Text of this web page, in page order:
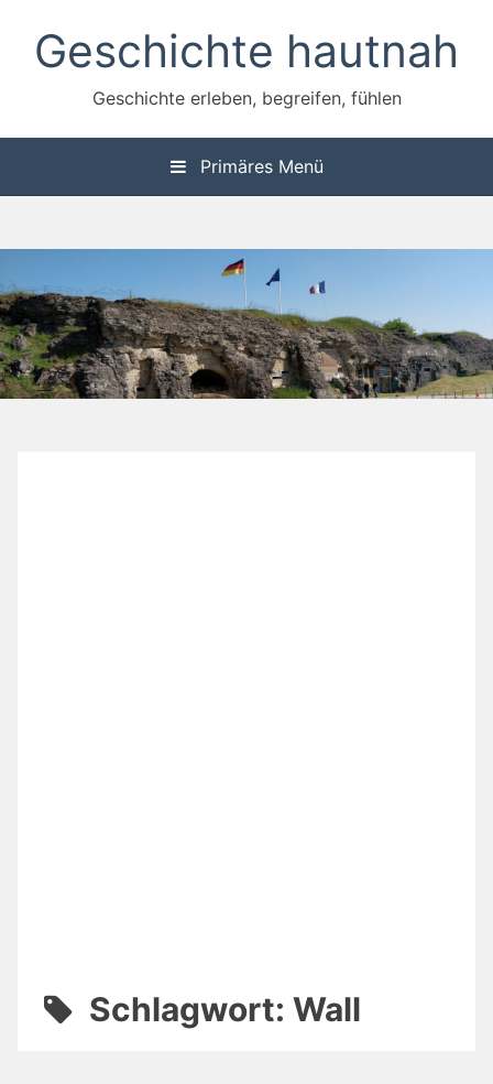
Inhalt
springenGeschichte hautnah
Geschichte erleben, begreifen, fühlen
Primäres Menü
Schlagwort: Wall